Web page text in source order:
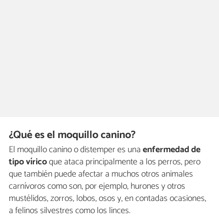
¿Qué es el moquillo canino?
El moquillo canino o distemper es unaenfermedad de
tipo víricoque ataca principalmente a los perros, pero
que también puede afectar a muchos otros animales
carnívoros como son, por ejemplo, hurones y otros
mustélidos, zorros, lobos, osos y, en contadas ocasiones,
a felinos silvestres como los linces.